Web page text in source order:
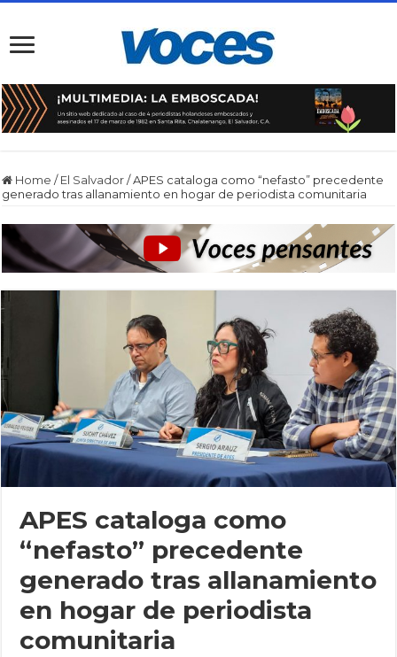
Home / El Salvador /APES cataloga como “nefasto” precedente
generado tras allanamiento en hogar de periodista comunitaria
APES cataloga como
“nefasto” precedente
generado tras allanamiento
en hogar de periodista
comunitaria